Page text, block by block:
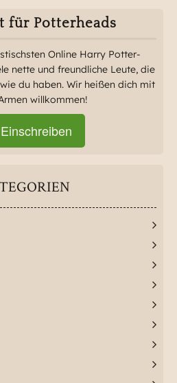
für Potterheads
Online Harry Potter-
nette und freundliche Leute, die
du haben. Wir heißen dich mit
willkommen!